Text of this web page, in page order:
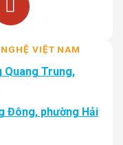
VIỆT NAM
Quang Trung,
Đông, phường Hải